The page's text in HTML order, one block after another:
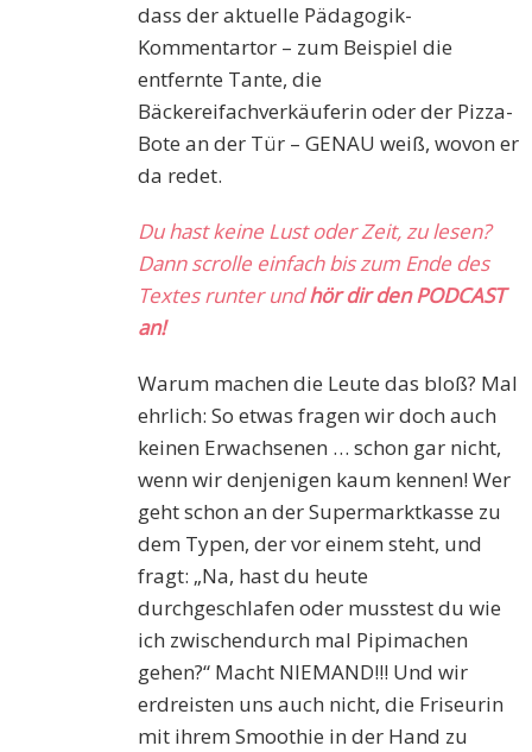
dass der aktuelle Pädagogik-
Kommentartor – zum Beispiel die
entfernte Tante, die
Bäckereifachverkäuferin oder der Pizza-
Bote an der Tür – GENAU weiß, wovon er
da redet.
Du hast keine Lust oder Zeit, zu lesen?
Dann scrolle einfach bis zum Ende des
Textes runter undhör dir den PODCAST
an!
Warum machen die Leute das bloß? Mal
ehrlich: So etwas fragen wir doch auch
keinen Erwachsenen … schon gar nicht,
wenn wir denjenigen kaum kennen! Wer
geht schon an der Supermarktkasse zu
dem Typen, der vor einem steht, und
fragt: „Na, hast du heute
durchgeschlafen oder musstest du wie
ich zwischendurch mal Pipimachen
gehen?“ Macht NIEMAND!!! Und wir
erdreisten uns auch nicht, die Friseurin
mit ihrem Smoothie in der Hand zu